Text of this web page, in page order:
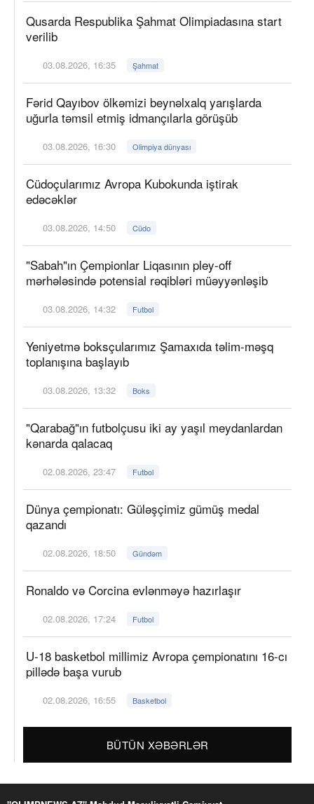
Qusarda Respublika Şahmat Olimpiadasına start
verilib
03.08.2026, 16:35 Şahmat
Fərid Qayıbov ölkəmizi beynəlxalq yarışlarda
uğurla təmsil etmiş idmançılarla görüşüb
03.08.2026, 16:30 Olimpiya dünyası
Cüdoçularımız Avropa Kubokunda iştirak
edəcəklər
03.08.2026, 14:50 Cüdo
"Sabah"ın Çempionlar Liqasının pley-off
mərhələsində potensial rəqibləri müəyyənləşib
03.08.2026, 14:32 Futbol
Yeniyetmə boksçularımız Şamaxıda təlim-məşq
toplanışına başlayıb
03.08.2026, 13:32 Boks
"Qarabağ"ın futbolçusu iki ay yaşıl meydanlardan
kənarda qalacaq
02.08.2026, 23:47 Futbol
Dünya çempionatı: Güləşçimiz gümüş medal
qazandı
02.08.2026, 18:50 Gündəm
Ronaldo və Corcina evlənməyə hazırlaşır
02.08.2026, 17:24 Futbol
U-18 basketbol millimiz Avropa çempionatını 16-cı
pillədə başa vurub
02.08.2026, 16:55 Basketbol
BÜTÜN XƏBƏRLƏR